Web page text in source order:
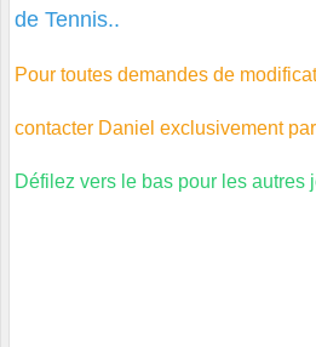
de Tennis..
Pour toutes demandes de
contacter Daniel exclusivement
Défilez vers le bas pour les autres